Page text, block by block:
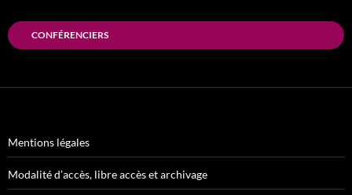
CONFÉRENCIERS
Mentions légales
Modalité d’accès, libre accès et archivage